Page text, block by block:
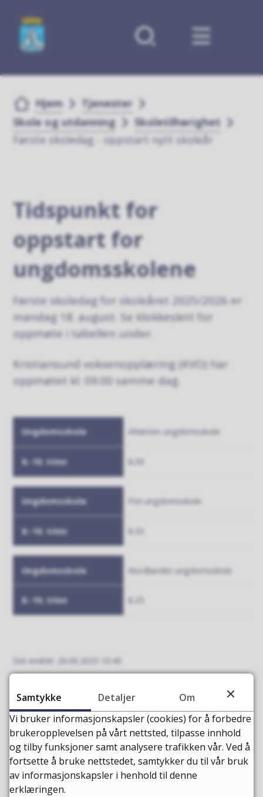
Forsiden
Du er her:
Hjem
Tjenester
Skole og utdanning
Skoletilhørighet
Første skoledag - oppstart nytt skoleår
Tidspunkt for
oppstart for
ungdomsskolene
Første skoledag for skoleåret 2025/2026 er
mandag 18. august. Se klokkeslett for
oppmøte i tabellen under.
Kristiansund voksenopplæring (KVO) har
oppmøtet kl. 09.00 samme dag.
Ungdomsskole
Atlanten ungdomsskole
8.30
Frei ungdomsskole
8.20
Nordlandet ungdomsskole
8.25
Sist endret 26.06.2025 10:40
Artikkelliste
Samtykke Detaljer
Om
Vi bruker informasjonskapsler (cookies) for å forbedre
brukeropplevelsen på vårt nettsted, tilpasse innhold
og tilby funksjoner samt analysere trafikken vår. Ved å
fortsette å bruke nettstedet, samtykker du til vår bruk
av informasjonskapsler i henhold til denne
erklæringen.